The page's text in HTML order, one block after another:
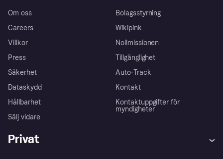
Om oss
Careers
Villkor
Press
Säkerhet
Dataskydd
Hållbarhet
Sälj vidare
Bolagsstyrning
Wikipink
Nollmissionen
Tillgänglighet
Auto-Track
Kontakt
Kontaktuppgifter för
myndigheter
Privat